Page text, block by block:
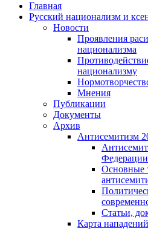
Главная
Русский национализм и
Новости
Проявления
национализма
национализму
Мнения
Публикации
Документы
Архив
Антисемитизм
Федерации
Основные
Статьи,
Карта